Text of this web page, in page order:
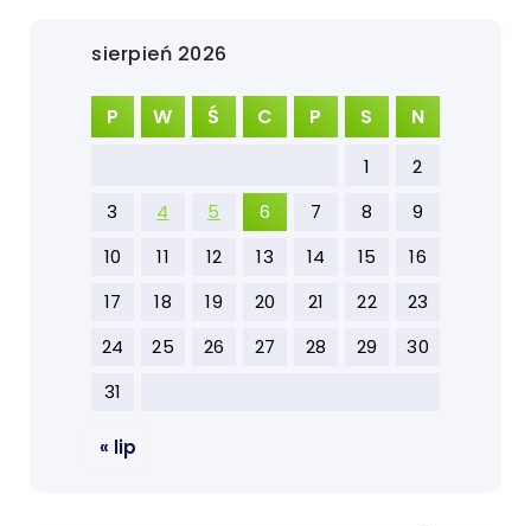
sierpień 2026
P W Ś C P S N
1
2
3
4 5 6 7 8
9
10
11 12 13 14 15
16
17
18 19 20 21 22
23
24
25 26 27 28 29
30
31
« lip